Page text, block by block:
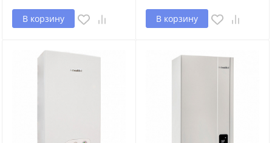
В корзину В корзину